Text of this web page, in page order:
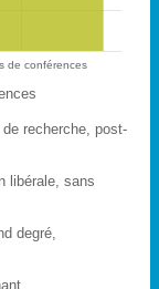
de conférences
recherche, post-
libérale, sans
degré,